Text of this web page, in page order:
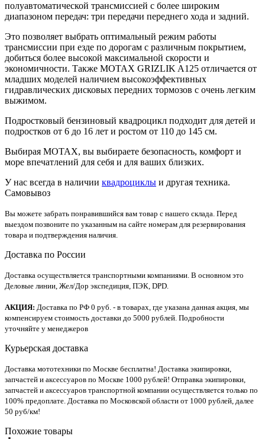
полуавтоматической трансмиссией с более широким
диапазоном передач: три передачи переднего хода и задний.
Это позволяет выбрать оптимальный режим работы
трансмиссии при езде по дорогам с различным покрытием,
добиться более высокой максимальной скорости и
экономичности. Также MOTAX GRIZLIK A125 отличается от
младших моделей наличием высокоэффективных
гидравлических дисковых передних тормозов с очень легким
выжимом.
Подростковый бензиновый квадроцикл подходит для детей и
подростков от 6 до 16 лет и ростом от 110 до 145 см.
Выбирая MOTAX, вы выбираете безопасность, комфорт и
море впечатлений для себя и для ваших близких.
У нас всегда в наличии квадроциклы и другая техника.
Самовывоз
Вы можете забрать понравившийся вам товар с нашего склада. Перед
выездом позвоните по указанным на сайте номерам для резервирования
товара и подтверждения наличия.
Доставка по России
Доставка осуществляется транспортными компаниями. В основном это
Деловые линии, Жел/Дор экспедиция, ПЭК, DPD.
АКЦИЯ: Доставка по РФ 0 руб. - в товарах, где указана данная акция, мы
компенсируем стоимость доставки до 5000 рублей. Подробности
уточняйте у менеджеров
Курьерская доставка
Доставка мототехники по Москве бесплатна! Доставка экипировки,
запчастей и аксессуаров по Москве 1000 рублей! Отправка экипировки,
запчастей и аксессуаров транспортной компании осуществляется только по
100% предоплате. Доставка по Московской области от 1000 рублей, далее
50 руб/км!
Похожие товары